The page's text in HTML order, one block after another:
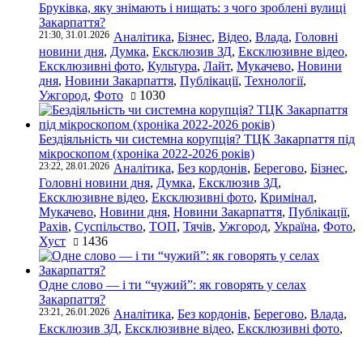
Бруківка, яку знімають і нищать: з чого зроблені вулиці
Закарпаття?
21:30, 31.01.2026 Аналітика, Бізнес, Відео, Влада, Головні
новини дня, Думка, Ексклюзив ЗД, Ексклюзивне відео,
Ексклюзивні фото, Культура, Лайт, Мукачево, Новини
дня, Новини Закарпаття, Публікації, Технології,
Ужгород, Фото 1030
Бездіяльність чи системна корупція? ТЦК Закарпаття під
мікроскопом (хроніка 2022-2026 років)
23:22, 28.01.2026 Аналітика, Без кордонів, Берегово, Бізнес,
Головні новини дня, Думка, Ексклюзив ЗД,
Ексклюзивне відео, Ексклюзивні фото, Кримінал,
Мукачево, Новини дня, Новини Закарпаття, Публікації,
Рахів, Суспільство, ТОП, Тячів, Ужгород, Україна, Фото,
Хуст
1436
Одне слово — і ти “чужий”: як говорять у селах
Закарпаття?
23:21, 26.01.2026 Аналітика, Без кордонів, Берегово, Влада,
Ексклюзив ЗД, Ексклюзивне відео, Ексклюзивні фото,